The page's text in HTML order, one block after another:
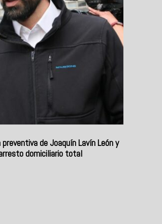
de Joaquín Lavín León y
domiciliario total